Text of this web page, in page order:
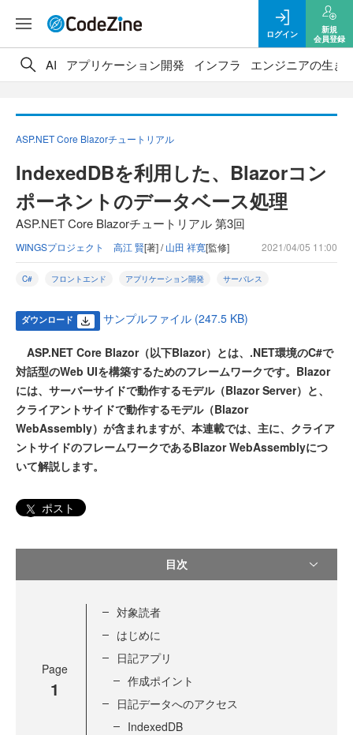
ログイン
新規
会員登録
AI アプリケーション開発 インフラ エンジニアの生き
ASP.NET Core Blazorチュートリアル
IndexedDBを利用した、Blazorコン
ポーネントのデータベース処理
ASP.NET Core Blazorチュートリアル 第3回
WINGSプロジェクト 高江 賢[著] /山田 祥寛[監修] 2021/04/05 11:00
C# フロントエンド アプリケーション開発 サーバレス
ダウンロード サンプルファイル (247.5 KB)
ASP.NET Core Blazor（以下Blazor）とは、.NET環境のC#で
対話型のWeb UIを構築するためのフレームワークです。Blazor
には、サーバーサイドで動作するモデル（Blazor Server）と、
クライアントサイドで動作するモデル（Blazor
WebAssembly）が含まれますが、本連載では、主に、クライア
ントサイドのフレームワークであるBlazor WebAssemblyにつ
いて解説します。
ポスト
目次
Page
1
対象読者
はじめに
日記アプリ
作成ポイント
日記データへのアクセス
IndexedDB